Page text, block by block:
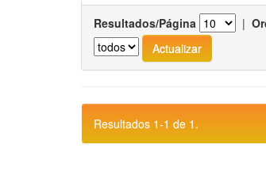
Resultados/Página |
Resultados 1-1 de 1.